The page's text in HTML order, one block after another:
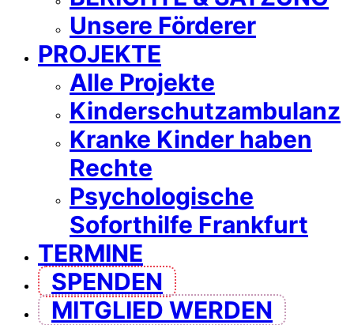
Unsere Förderer
PROJEKTE
Alle Projekte
Kinderschutzambulanz
Kranke Kinder haben
Rechte
Psychologische
Soforthilfe Frankfurt
TERMINE
SPENDEN
MITGLIED WERDEN